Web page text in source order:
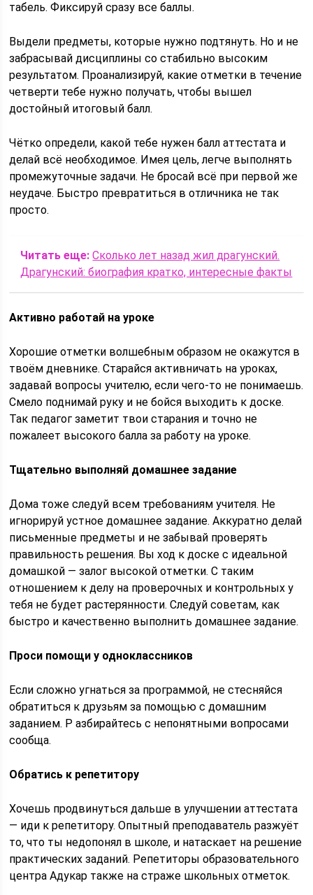
табель. Фиксируй сразу все баллы.
Выдели предметы, которые нужно подтянуть. Но и не
забрасывай дисциплины со стабильно высоким
результатом. Проанализируй, какие отметки в течение
четверти тебе нужно получать, чтобы вышел
достойный итоговый балл.
Чётко определи, какой тебе нужен балл аттестата и
делай всё необходимое. Имея цель, легче выполнять
промежуточные задачи. Не бросай всё при первой же
неудаче. Быстро превратиться в отличника не так
просто.
Читать еще: Сколько лет назад жил драгунский.
Драгунский: биография кратко, интересные факты
Активно работай на уроке
Хорошие отметки волшебным образом не окажутся в
твоём дневнике. Старайся активничать на уроках,
задавай вопросы учителю, если чего-то не понимаешь.
Смело поднимай руку и не бойся выходить к доске.
Так педагог заметит твои старания и точно не
пожалеет высокого балла за работу на уроке.
Тщательно выполняй домашнее задание
Дома тоже следуй всем требованиям учителя. Не
игнорируй устное домашнее задание. Аккуратно делай
письменные предметы и не забывай проверять
правильность решения. Вы ход к доске с идеальной
домашкой — залог высокой отметки. С таким
отношением к делу на проверочных и контрольных у
тебя не будет растерянности. Следуй советам, как
быстро и качественно выполнить домашнее задание.
Проси помощи у одноклассников
Если сложно угнаться за программой, не стесняйся
обратиться к друзьям за помощью с домашним
заданием. Р азбирайтесь с непонятными вопросами
сообща.
Обратись к репетитору
Хочешь продвинуться дальше в улучшении аттестата
— иди к репетитору. Опытный преподаватель разжуёт
то, что ты недопонял в школе, и натаскает на решение
практических заданий. Репетиторы образовательного
центра Адукар также на страже школьных отметок.